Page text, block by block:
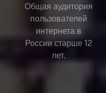
Общая аудитория
пользователей
интернета в
России старше 12
лет.